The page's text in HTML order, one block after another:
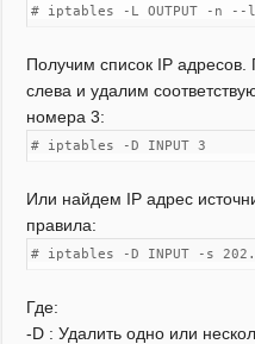
# iptables -L OUTPUT -n
Получим список IP
слева и удалим
номера 3:
# iptables -D INPUT 3
Или найдем IP адрес
правила:
# iptables -D INPUT -s
Где:
-D : Удалить одно или